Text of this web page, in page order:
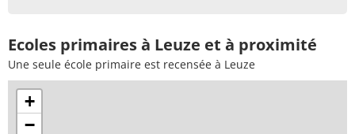
Ecoles primaires à Leuze et à proximité
Une seule école primaire est recensée à Leuze
+
−